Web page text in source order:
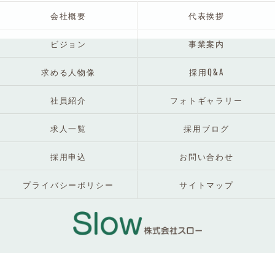
会社概要 代表挨拶
ビジョン 事業案内
求める人物像 採用Q&A
社員紹介 フォトギャラリー
求人一覧 採用ブログ
採用申込 お問い合わせ
プライバシーポリシー サイトマップ